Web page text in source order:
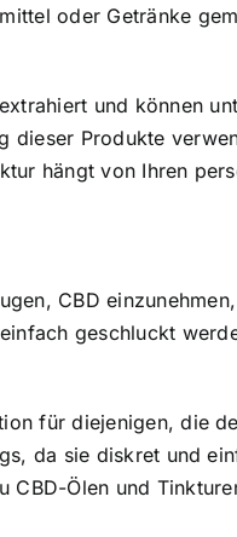
oder Getränke
und können
dieser Produkte
hängt von Ihren
CBD
geschluckt
für diejenigen, die
da sie diskret und
Ölen und